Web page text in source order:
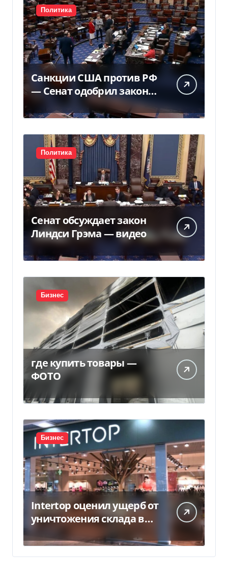
Политика
Санкции США против РФ
— Сенат одобрил закон
Грема — Фокус
Политика
Сенат обсуждает закон
Линдси Грэма — видео
Бизнес
где купить товары —
ФОТО
Бизнес
Intertop оценил ущерб от
уничтожения склада в